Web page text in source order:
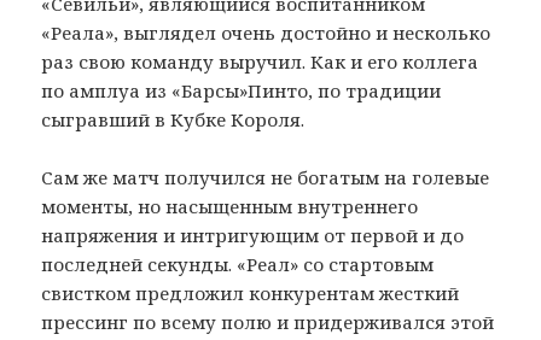
«Реала», выглядел очень достойно и несколько
раз свою команду выручил. Как и его коллега
по амплуа из «Барсы»Пинто, по традиции
сыгравший в Кубке Короля.
Сам же матч получился не богатым на голевые
моменты, но насыщенным внутреннего
напряжения и интригующим от первой и до
последней секунды. «Реал» со стартовым
свистком предложил конкурентам жесткий
прессинг по всему полю и придерживался этой